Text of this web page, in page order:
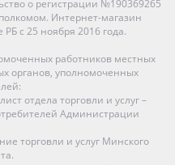
о регистрации №190369265
Интернет-магазин
РБ с 25 ноября 2016 года.
работников местных
органов, уполномоченных
отдела торговли и услуг –
Администрации
торговли и услуг Минского